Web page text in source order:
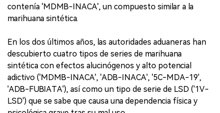
contenía 'MDMB-INACA', un compuesto similar a la
marihuana sintética.
En los dos últimos años, las autoridades aduaneras han
descubierto cuatro tipos de series de marihuana
sintética con efectos alucinógenos y alto potencial
adictivo ('MDMB-INACA', 'ADB-INACA', '5C-MDA-19',
'ADB-FUBIATA'), así como un tipo de serie de LSD ('1V-
LSD') que se sabe que causa una dependencia física y